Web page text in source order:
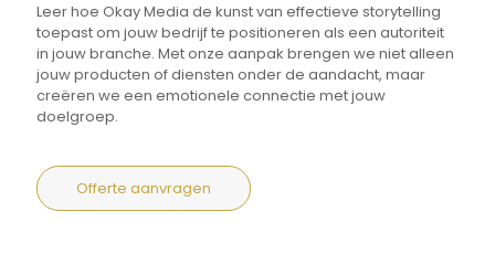
Leer hoe Okay Media de kunst van effectieve storytelling
toepast om jouw bedrijf te positioneren als een autoriteit
in jouw branche. Met onze aanpak brengen we niet alleen
jouw producten of diensten onder de aandacht, maar
creëren we een emotionele connectie met jouw
doelgroep.
Offerte aanvragen